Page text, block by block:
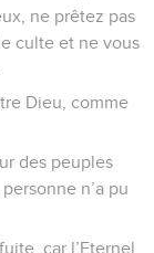
ne prêtez pas
culte et ne vous
Dieu, comme
des peuples
n’a pu
car l’Eternel